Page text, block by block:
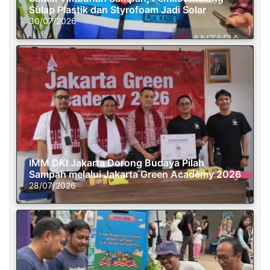
Sulap Plastik dan Styrofoam Jadi Solar
30/07/2026
IMM DKI Jakarta Dorong Budaya Pilah
Sampah melalui Jakarta Green Academy 2026
28/07/2026